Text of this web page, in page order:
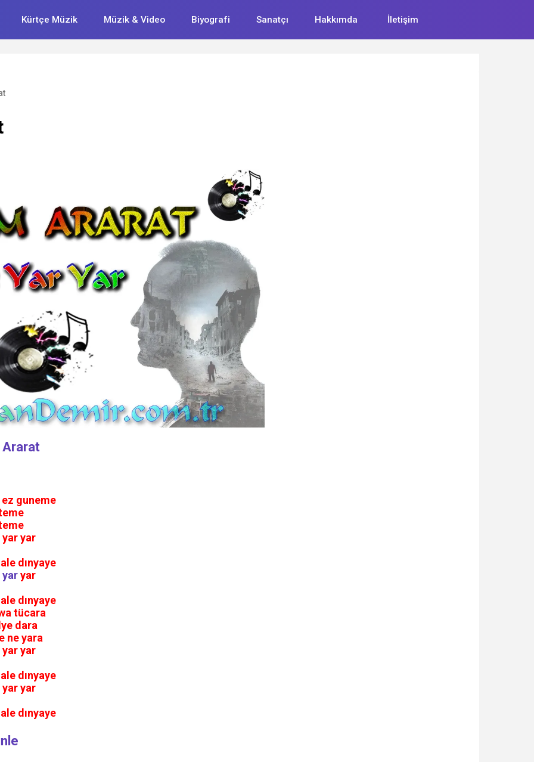
Kürtçe Müzik Müzik & Video Biyografi Sanatçı Hakkımda İletişim
Ararat
guneme
yаr yаr
dınyаye
yаryаr
dınyаye
tücаrа
dаrа
ne yаrа
yаr yаr
dınyаye
yаr yаr
dınyаye